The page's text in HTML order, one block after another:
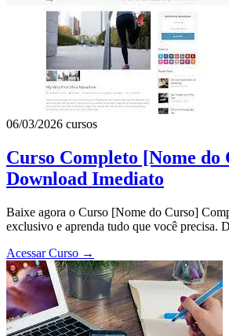
06/03/2026 cursos
Curso Completo [Nome do
Download Imediato
Baixe agora o Curso [Nome do Curso]
exclusivo e aprenda tudo que você precisa.
Acessar Curso →